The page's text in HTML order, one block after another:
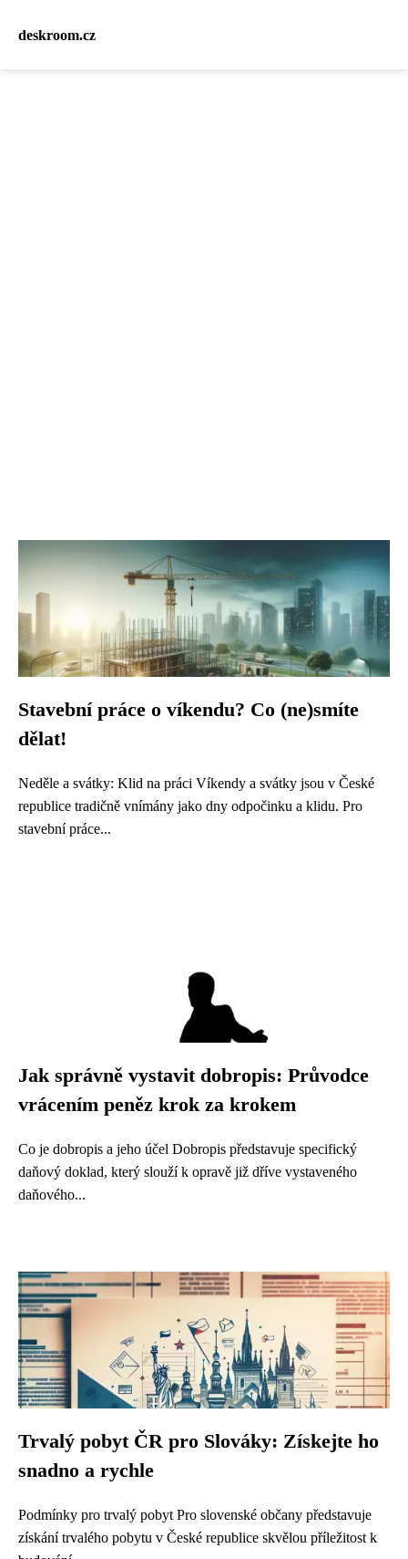
deskroom.cz
Stavební práce o víkendu? Co (ne)smíte
dělat!
Neděle a svátky: Klid na práci Víkendy a svátky jsou v České
republice tradičně vnímány jako dny odpočinku a klidu. Pro
stavební práce...
Jak správně vystavit dobropis: Průvodce
vrácením peněz krok za krokem
Co je dobropis a jeho účel Dobropis představuje specifický
daňový doklad, který slouží k opravě již dříve vystaveného
daňového...
Trvalý pobyt ČR pro Slováky: Získejte ho
snadno a rychle
Podmínky pro trvalý pobyt Pro slovenské občany představuje
získání trvalého pobytu v České republice skvělou příležitost k